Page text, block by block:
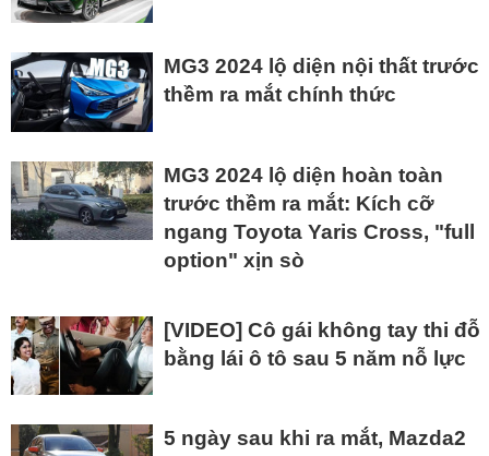
MG3 2024 lộ diện nội thất trước
thềm ra mắt chính thức
MG3 2024 lộ diện hoàn toàn
trước thềm ra mắt: Kích cỡ
ngang Toyota Yaris Cross, "full
option" xịn sò
[VIDEO] Cô gái không tay thi đỗ
bằng lái ô tô sau 5 năm nỗ lực
5 ngày sau khi ra mắt, Mazda2